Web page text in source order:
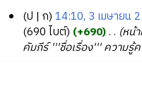
ป ก 14:10, 3 เมษายน
690 ไบต์
+690 ‎
หน้
คัมภีร์ '''ชื่อเรื่อง''' ความรู้